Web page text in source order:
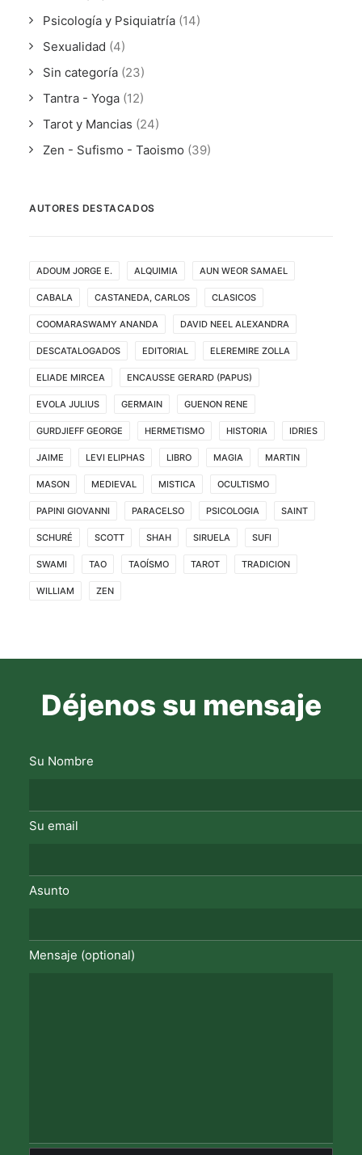
Psicología y Psiquiatría (14)
Sexualidad (4)
Sin categoría (23)
Tantra - Yoga (12)
Tarot y Mancias (24)
Zen - Sufismo - Taoismo (39)
AUTORES DESTACADOS
ADOUM JORGE E. ALQUIMIA AUN WEOR SAMAEL
CABALA CASTANEDA, CARLOS CLASICOS
COOMARASWAMY ANANDA DAVID NEEL ALEXANDRA
DESCATALOGADOS EDITORIAL ELEREMIRE ZOLLA
ELIADE MIRCEA ENCAUSSE GERARD (PAPUS)
EVOLA JULIUS GERMAIN GUENON RENE
GURDJIEFF GEORGE HERMETISMO HISTORIA IDRIES
JAIME LEVI ELIPHAS LIBRO MAGIA MARTIN
MASON MEDIEVAL MISTICA OCULTISMO
PAPINI GIOVANNI PARACELSO PSICOLOGIA SAINT
SCHURÉ SCOTT SHAH SIRUELA SUFI
SWAMI TAO TAOÍSMO TAROT TRADICION
WILLIAM ZEN
Déjenos su mensaje
Su Nombre
Su email
Asunto
Mensaje (optional)